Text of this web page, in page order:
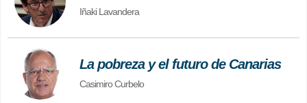
Iñaki Lavandera
La pobreza y el futuro de Canarias
Casimiro Curbelo